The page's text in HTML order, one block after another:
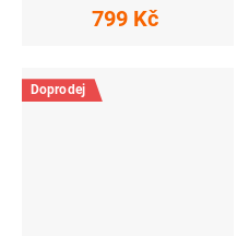
799 Kč
Doprodej